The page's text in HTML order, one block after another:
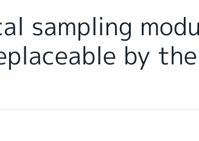
sampling
by the